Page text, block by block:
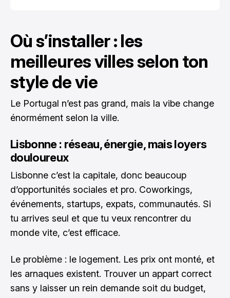
Où s’installer : les
meilleures villes selon ton
style de vie
Le Portugal n’est pas grand, mais la vibe change
énormément selon la ville.
Lisbonne : réseau, énergie, mais loyers
douloureux
Lisbonne c’est la capitale, donc beaucoup
d’opportunités sociales et pro. Coworkings,
événements, startups, expats, communautés. Si
tu arrives seul et que tu veux rencontrer du
monde vite, c’est efficace.
Le problème : le logement. Les prix ont monté, et
les arnaques existent. Trouver un appart correct
sans y laisser un rein demande soit du budget,